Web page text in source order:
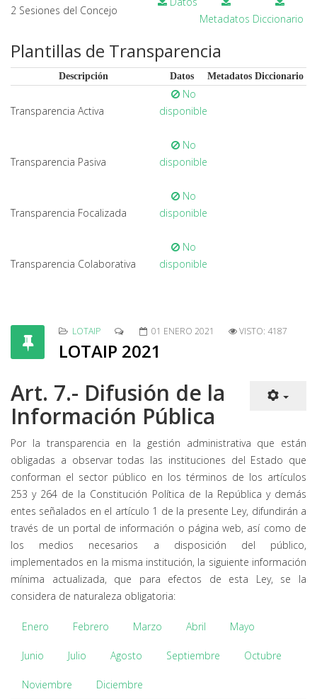
2 Sesiones del Concejo
Metadatos Diccionario
Plantillas de Transparencia
Descripción Datos Metadatos Diccionario
Transparencia Activa
No
disponible
Transparencia Pasiva
No
disponible
Transparencia Focalizada
No
disponible
Transparencia Colaborativa
No
disponible
LOTAIP 01 ENERO 2021 VISTO: 4187
LOTAIP 2021
Art. 7.- Difusión de la
Información Pública
Por la transparencia en la gestión administrativa que están
obligadas a observar todas las instituciones del Estado que
conforman el sector público en los términos de los artículos
253 y 264 de la Constitución Política de la República y demás
entes señalados en el artículo 1 de la presente Ley, difundirán a
través de un portal de información o página web, así como de
los medios necesarios a disposición del público,
implementados en la misma institución, la siguiente información
mínima actualizada, que para efectos de esta Ley, se la
considera de naturaleza obligatoria:
Enero Febrero Marzo Abril Mayo
Junio Julio Agosto Septiembre Octubre
Noviembre Diciembre